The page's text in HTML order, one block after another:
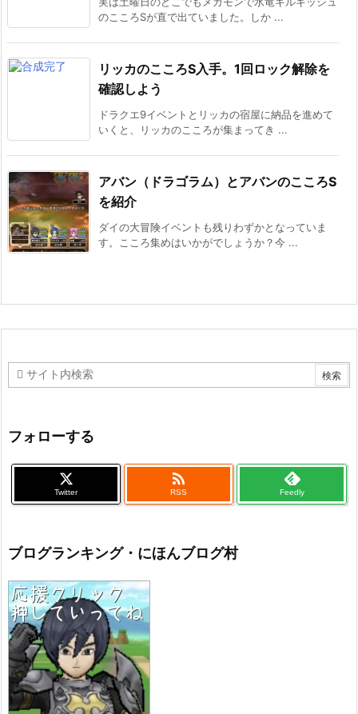
のこころSが直で出ていました。しか ...
リッカのこころS入手。1回ロック解除を
確認しよう
ドラクエ9イベントとリッカの宿屋に納品を進めて
いくと、リッカのこころが集まってき ...
アバン（ドラゴラム）とアバンのこころS
を紹介
ダイの大冒険イベントも残りわずかとなっていま
す。こころ集めはいかがでしょうか？今 ...
フォローする
Twitter

RSS Feedly
ブログランキング・にほんブログ村